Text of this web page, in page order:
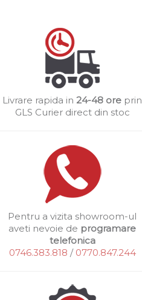
Livrare rapida in 24-48 ore prin
GLS Curier direct din stoc
Pentru a vizita showroom-ul
aveti nevoie de programare
telefonica
0746.383.818 / 0770.847.244